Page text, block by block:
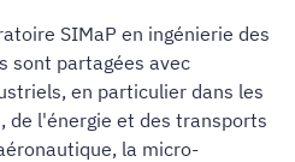
SIMaP en ingénierie des
sont partagées avec
en particulier dans les
de l'énergie et des transports
la micro-